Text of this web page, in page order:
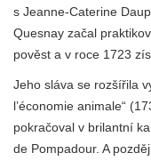
s Jeanne-Caterine
Quesnay začal
pověst a v roce 1723
Jeho sláva se rozšířila
l’économie animale“
pokračoval v brilantní
de Pompadour. A